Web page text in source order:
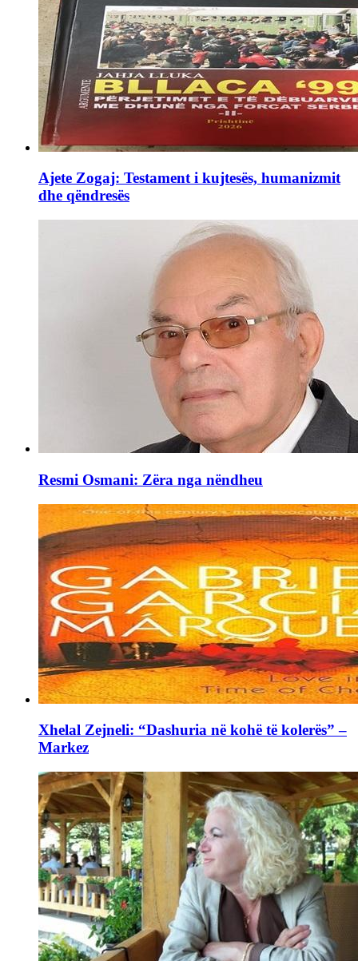
Ajete Zogaj: Testament i kujtesës, humanizmit
dhe qëndresës
Resmi Osmani: Zëra nga nëndheu
Xhelal Zejneli: “Dashuria në kohë të kolerës” –
Markez